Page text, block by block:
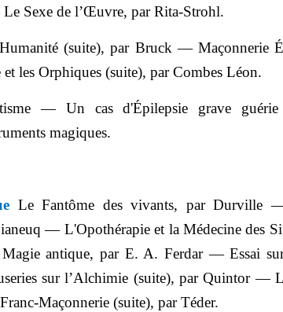
Sexe de l’Œuvre, par Rita-Strohl.
(suite), par Bruck — Maçonnerie
les Orphiques (suite), parCombes Léon.
— Un cas d'Épilepsie grave
magiques.
Le Fantôme des vivants, par Durville
— L'Opothérapie et la Médecine des
antique, par E. A.Ferdar— Essai sur
sur l’Alchimie (suite), parQuintor—
Maçonnerie (suite), parTéder.